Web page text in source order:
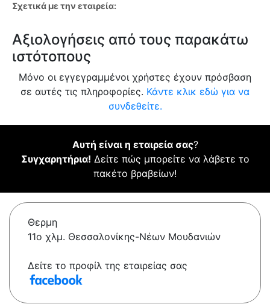
Σχετικά με την εταιρεία:
Αξιολογήσεις από τους παρακάτω
ιστότοπους
Μόνο οι εγγεγραμμένοι χρήστες έχουν πρόσβαση
σε αυτές τις πληροφορίες. Κάντε κλικ εδώ για να
συνδεθείτε.
Αυτή είναι η εταιρεία σας?
Συγχαρητήρια! Δείτε πώς μπορείτε να λάβετε το
πακέτο βραβείων!
Θερμη
11ο χλμ. Θεσσαλονίκης-Νέων Μουδανιών
Δείτε το προφίλ της εταιρείας σας